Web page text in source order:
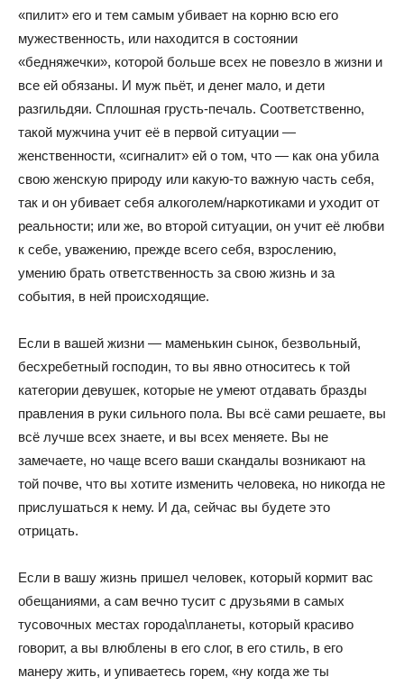
«пилит» его и тем самым убивает на корню всю его
мужественность, или находится в состоянии
«бедняжечки», которой больше всех не повезло в жизни и
все ей обязаны. И муж пьёт, и денег мало, и дети
разгильдяи. Сплошная грусть-печаль. Соответственно,
такой мужчина учит её в первой ситуации —
женственности, «сигналит» ей о том, что — как она убила
свою женскую природу или какую-то важную часть себя,
так и он убивает себя алкоголем/наркотиками и уходит от
реальности; или же, во второй ситуации, он учит её любви
к себе, уважению, прежде всего себя, взрослению,
умению брать ответственность за свою жизнь и за
события, в ней происходящие.
Если в вашей жизни — маменькин сынок, безвольный,
бесхребетный господин, то вы явно относитесь к той
категории девушек, которые не умеют отдавать бразды
правления в руки сильного пола. Вы всё сами решаете, вы
всё лучше всех знаете, и вы всех меняете. Вы не
замечаете, но чаще всего ваши скандалы возникают на
той почве, что вы хотите изменить человека, но никогда не
прислушаться к нему. И да, сейчас вы будете это
отрицать.
Если в вашу жизнь пришел человек, который кормит вас
обещаниями, а сам вечно тусит с друзьями в самых
тусовочных местах города\планеты, который красиво
говорит, а вы влюблены в его слог, в его стиль, в его
манеру жить, и упиваетесь горем, «ну когда же ты